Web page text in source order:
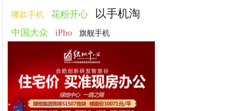
哪款手机 花粉开心 以手机淘
中国大众 iPho 旗舰手机